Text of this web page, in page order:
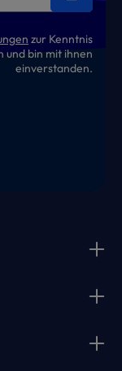
zur Kenntnis
und bin mit ihnen
einverstanden.